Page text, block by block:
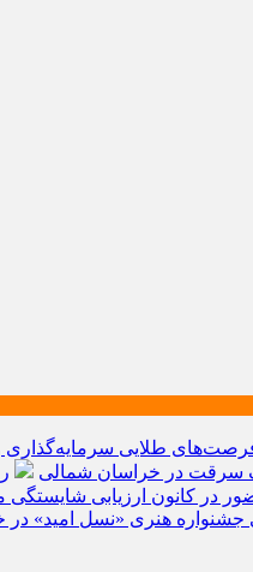
طلایی سرمایه‌گذاری و
در کانون ارزیابی شایستگی
جشنواره هنری «نسل امید» در